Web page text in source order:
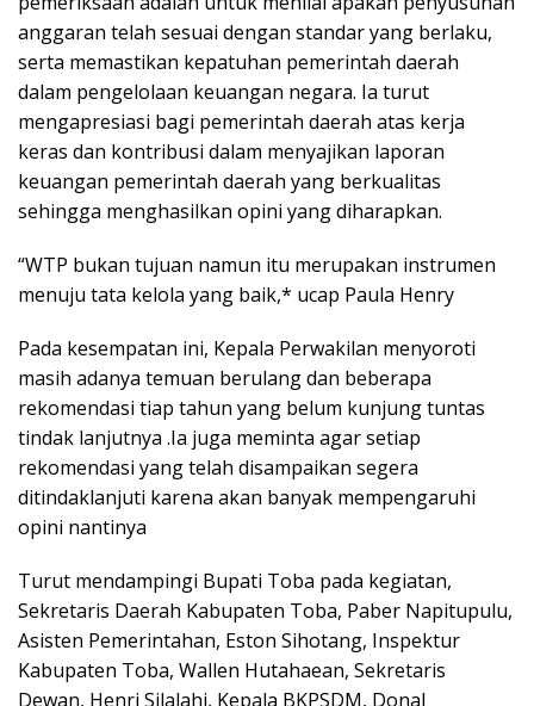
anggaran telah sesuai dengan standar yang berlaku,
serta memastikan kepatuhan pemerintah daerah
dalam pengelolaan keuangan negara. Ia turut
mengapresiasi bagi pemerintah daerah atas kerja
keras dan kontribusi dalam menyajikan laporan
keuangan pemerintah daerah yang berkualitas
sehingga menghasilkan opini yang diharapkan.
“WTP bukan tujuan namun itu merupakan instrumen
menuju tata kelola yang baik,* ucap Paula Henry
Pada kesempatan ini, Kepala Perwakilan menyoroti
masih adanya temuan berulang dan beberapa
rekomendasi tiap tahun yang belum kunjung tuntas
tindak lanjutnya .Ia juga meminta agar setiap
rekomendasi yang telah disampaikan segera
ditindaklanjuti karena akan banyak mempengaruhi
opini nantinya
Turut mendampingi Bupati Toba pada kegiatan,
Sekretaris Daerah Kabupaten Toba, Paber Napitupulu,
Asisten Pemerintahan, Eston Sihotang, Inspektur
Kabupaten Toba, Wallen Hutahaean, Sekretaris
Dewan, Henri Silalahi, Kepala BKPSDM, Donal